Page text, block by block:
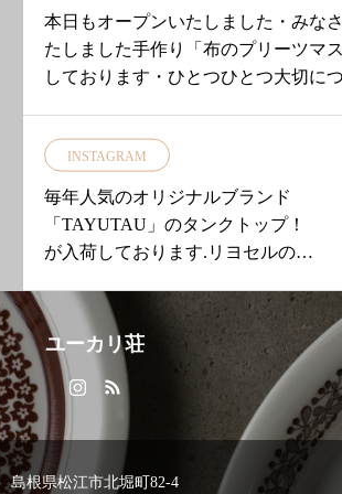
します。ぽってりとした形が手に
よく馴染みます。・………・地元
宍道町の女性陶芸家周藤香織さん
です。・・どちらも電子レンジや
食洗機も可能で来客の多いお正月
のお客様用にも嬉しいです。・是
非。手に取ってその温かみを感じ
てくださいませ…・・#ユーカリ荘
#セレクトショップ #ライフスタイ
ルショップ#雑貨#器#食器#わかさ
ま陶芸 #益子焼#島根#松江
本日もオープンいたしました・みな
たしました手作り「布のプリーツマ
しております・ひとつひとつ大切に
MOKU簡易マスク！」も少量ですが
肌触りのとても良いMOKUハンカチ
靴下の輪っかなので耳が痛くなりに
すね♡・・ぜひ店頭でチェックくだ
ーツマスク(price850+tax)MOKU簡易
x)
【マスクのお問い合わせのお願い】
すのですが少量での入荷なのとひと
ますのでお電話、SNS等におひとり
ができない状況にございます誠に申
ん・皆様には、ご不便をおかけいた
INSTAGRAM
毎年人気のオリジナルブランド
「TAYUTAU」のタンクトップ！
が入荷しております.リヨセルのサ
として大活躍.カラーもベーシック
やカラーまた差し色に使えるカラ
ーと豊富にございます.【price】¥3,
950+tax・【color】mustardbluedark
grayblackの4色です・・グッと気温
が上がってきたこれからの季節に
ぴったりの一枚をみつけてくださ
ユーカリ荘
島根県松江市北堀町82-4